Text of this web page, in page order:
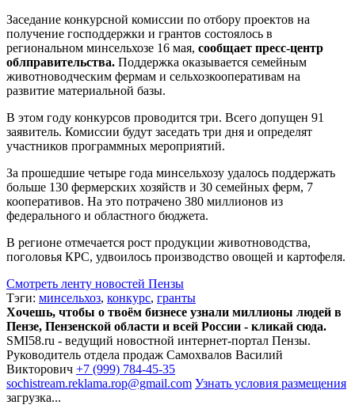
Заседание конкурсной комиссии по отбору проектов на
получение господдержки и грантов состоялось в
региональном минсельхозе 16 мая, сообщает пресс-центр
облправительства. Поддержка оказывается семейным
животноводческим фермам и сельхозкооперативам на
развитие материальной базы.
В этом году конкурсов проводится три. Всего допущен 91
заявитель. Комиссии будут заседать три дня и определят
участников программных мероприятий.
За прошедшие четыре года минсельхозу удалось поддержать
больше 130 фермерских хозяйств и 30 семейных ферм, 7
кооперативов. На это потрачено 380 миллионов из
федерального и областного бюджета.
В регионе отмечается рост продукции животноводства,
поголовья КРС, удвоилось производство овощей и картофеля.
Смотреть ленту новостей Пензы
Тэги: минсельхоз, конкурс, гранты
Хочешь, чтобы о твоём бизнесе узнали миллионы людей в
Пензе, Пензенской области и всей России - кликай сюда.
SMI58.ru - ведущий новостной интернет-портал Пензы.
Руководитель отдела продаж Самохвалов Василий
Викторович +7 (999) 784-45-35
sochistream.reklama.rop@gmail.com Узнать условия размещения
загрузка...